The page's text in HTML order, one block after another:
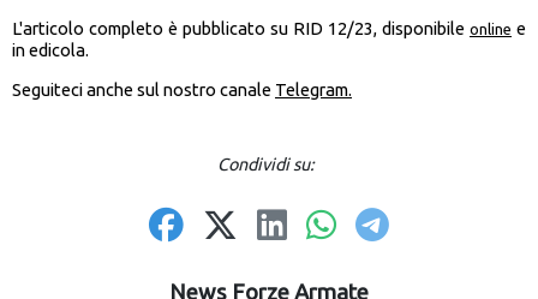
L'articolo completo è pubblicato su RID 12/23, disponibile online e
in edicola.
Seguiteci anche sul nostro canale Telegram.
Condividi su:
News Forze Armate